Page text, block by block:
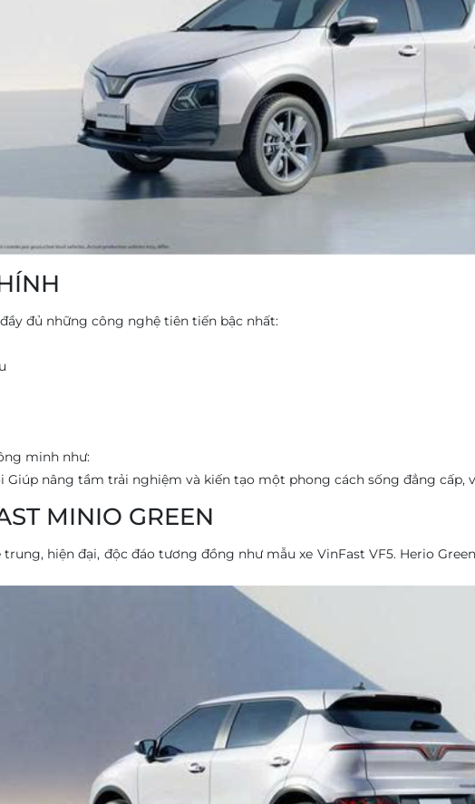
đủ những công nghệ tiên tiến bậc nhất:
minh như:
Giúp nâng tầm trải nghiệm và kiến tạo một phong cách sống đẳng cấp,
MINIO GREEN
hiện đại, độc đáo tương đồng như mẫu xe VinFast VF5. Herio